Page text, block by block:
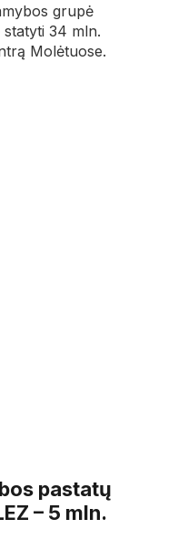
grupė
statyti 34 mln.
Molėtuose.
pastatų
– 5 mln.